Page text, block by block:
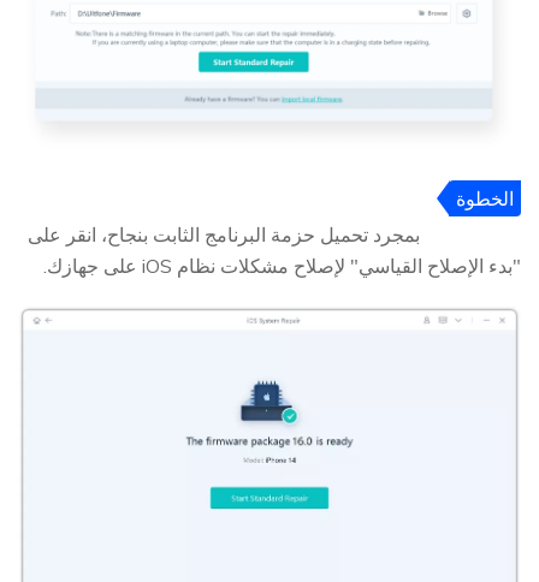
الخطوة
بمجرد تحميل حزمة البرنامج الثابت بنجاح، انقر على
"بدء الإصلاح القياسي" لإصلاح مشكلات نظام iOS على جهازك.